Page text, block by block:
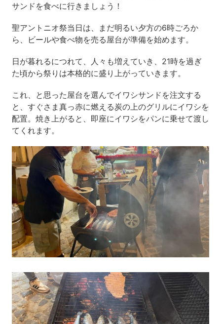
サンドを食べに行きましょう！
聖アントニオ祭当日は、まだ明るい夕方の6時ごろか
ら、ビールや食べ物を売る屋台が準備を始めます。
日が暮れるにつれて、人々も増えていき、21時を過ぎ
た頃から祭りは本格的に盛り上がっていきます。
これ、と思った屋台を選んでイワシサンドを注文する
と、すぐさま真っ赤に燃える炭の上のグリルにイワシを
配置。焼き上がると、即座にイワシをパンに乗せて渡し
てくれます。